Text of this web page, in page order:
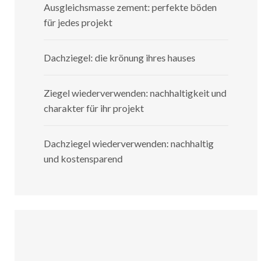
Ausgleichsmasse zement: perfekte böden
für jedes projekt
Dachziegel: die krönung ihres hauses
Ziegel wiederverwenden: nachhaltigkeit und
charakter für ihr projekt
Dachziegel wiederverwenden: nachhaltig
und kostensparend